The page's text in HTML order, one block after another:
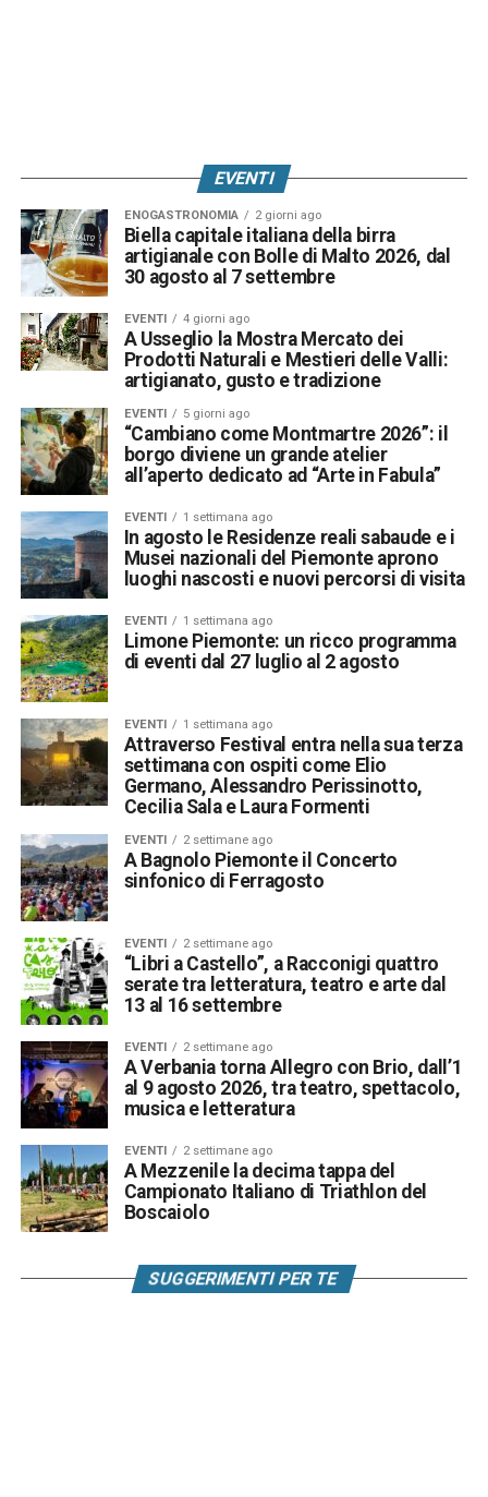
EVENTI
ENOGASTRONOMIA 2 giorni ago
Biella capitale italiana della birra
artigianale con Bolle di Malto 2026, dal
30 agosto al 7 settembre
EVENTI 4 giorni ago
A Usseglio la Mostra Mercato dei
Prodotti Naturali e Mestieri delle Valli:
artigianato, gusto e tradizione
EVENTI 5 giorni ago
“Cambiano come Montmartre 2026”: il
borgo diviene un grande atelier
all’aperto dedicato ad “Arte in Fabula”
EVENTI 1 settimana ago
In agosto le Residenze reali sabaude e i
Musei nazionali del Piemonte aprono
luoghi nascosti e nuovi percorsi di visita
EVENTI 1 settimana ago
Limone Piemonte: un ricco programma
di eventi dal 27 luglio al 2 agosto
EVENTI 1 settimana ago
Attraverso Festival entra nella sua terza
settimana con ospiti come Elio
Germano, Alessandro Perissinotto,
Cecilia Sala e Laura Formenti
EVENTI 2 settimane ago
A Bagnolo Piemonte il Concerto
sinfonico di Ferragosto
EVENTI 2 settimane ago
“Libri a Castello”, a Racconigi quattro
serate tra letteratura, teatro e arte dal
13 al 16 settembre
EVENTI 2 settimane ago
A Verbania torna Allegro con Brio, dall’1
al 9 agosto 2026, tra teatro, spettacolo,
musica e letteratura
EVENTI 2 settimane ago
A Mezzenile la decima tappa del
Campionato Italiano di Triathlon del
Boscaiolo
SUGGERIMENTI PER TE